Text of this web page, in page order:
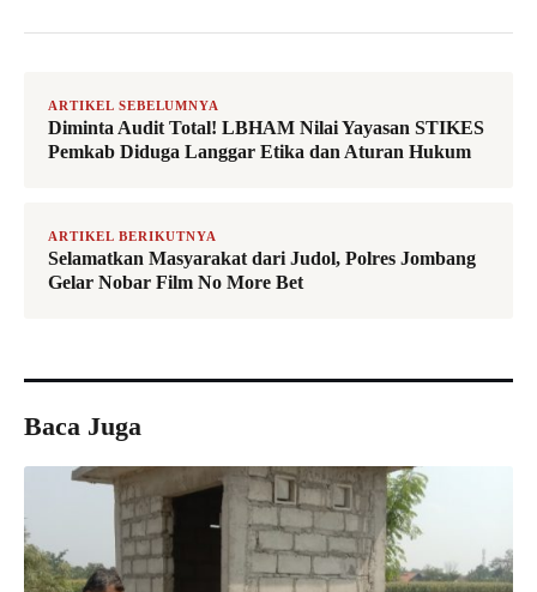
ARTIKEL SEBELUMNYA
Diminta Audit Total! LBHAM Nilai Yayasan STIKES
Pemkab Diduga Langgar Etika dan Aturan Hukum
ARTIKEL BERIKUTNYA
Selamatkan Masyarakat dari Judol, Polres Jombang
Gelar Nobar Film No More Bet
Baca Juga